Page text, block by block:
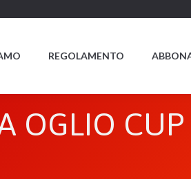
REGOLAMENTO
OGLIO